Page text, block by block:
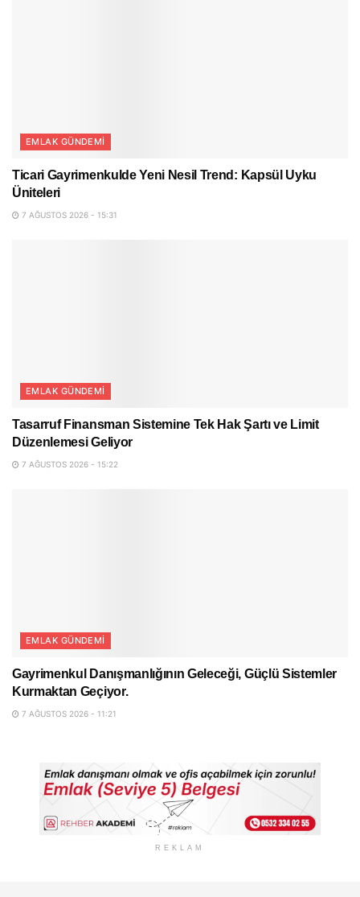
EMLAK GÜNDEMI
Ticari Gayrimenkulde Yeni Nesil Trend: Kapsül Uyku
Üniteleri
7 AĞUSTOS 2026 - 15:31
EMLAK GÜNDEMI
Tasarruf Finansman Sistemine Tek Hak Şartı ve Limit
Düzenlemesi Geliyor
7 AĞUSTOS 2026 - 15:22
EMLAK GÜNDEMI
Gayrimenkul Danışmanlığının Geleceği, Güçlü Sistemler
Kurmaktan Geçiyor.
7 AĞUSTOS 2026 - 11:21
REKLAM